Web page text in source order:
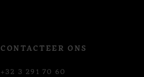
CONTACTEER ONS
+32 3 291 70 60